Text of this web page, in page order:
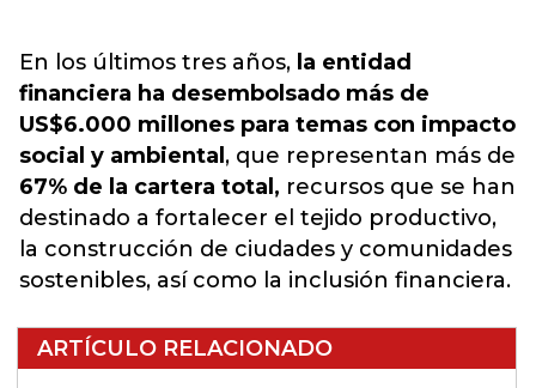
En los últimos tres años, la entidad
financiera ha desembolsado más de
US$6.000 millones para temas con impacto
social y ambiental , que representan más de
67% de la cartera total, recursos que se han
destinado a fortalecer el tejido productivo,
la construcción de ciudades y comunidades
sostenibles, así como la inclusión financiera.
ARTÍCULO RELACIONADO